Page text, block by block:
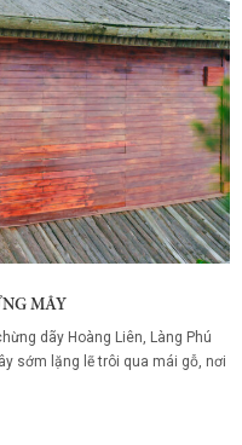
MÂY
dãy Hoàng Liên, Làng Phú
sớm lặng lẽ trôi qua mái gỗ, nơi